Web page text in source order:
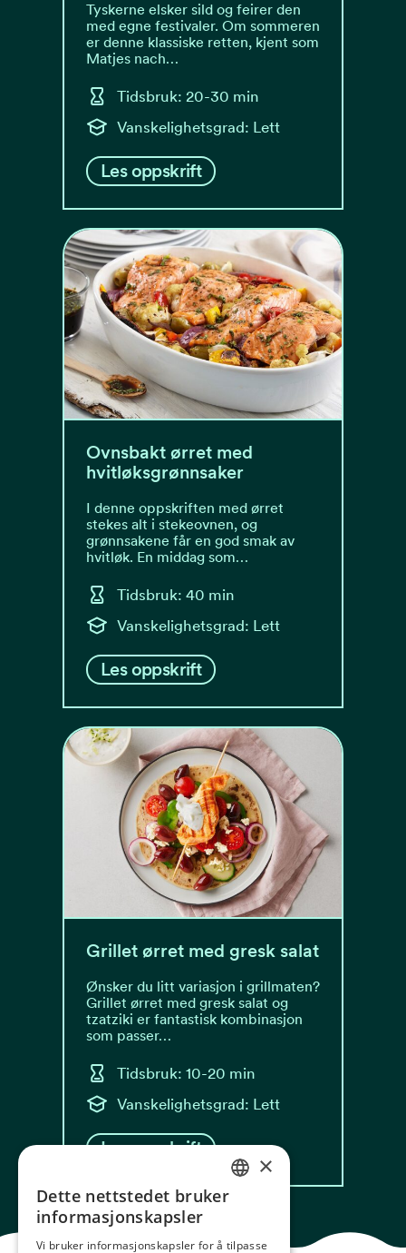
Tyskerne elsker sild og feirer den
med egne festivaler. Om sommeren
er denne klassiske retten, kjent som
Matjes nach…
Tidsbruk: 20-30 min
Vanskelighetsgrad: Lett
Les oppskrift
Ovnsbakt ørret med
hvitløksgrønnsaker
I denne oppskriften med ørret
stekes alt i stekeovnen, og
grønnsakene får en god smak av
hvitløk. En middag som…
Tidsbruk: 40 min
Vanskelighetsgrad: Lett
Les oppskrift
Grillet ørret med gresk salat
Ønsker du litt variasjon i grillmaten?
Grillet ørret med gresk salat og
tzatziki er fantastisk kombinasjon
som passer…
Tidsbruk: 10-20 min
Vanskelighetsgrad: Lett
Les oppskrift
NORWEGIAN
×
Dette nettstedet bruker
informasjonskapsler
Vi bruker informasjonskapsler for å tilpasse